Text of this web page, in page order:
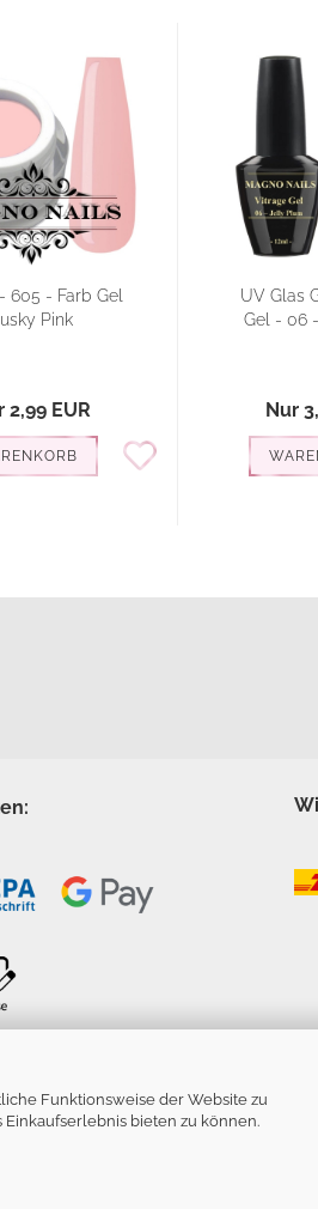
Funktionsweise der Website zu
bieten zu können.
605 - Farb Gel
Pink
2,99 EUR
UV Glas
Gel - 06
Nur